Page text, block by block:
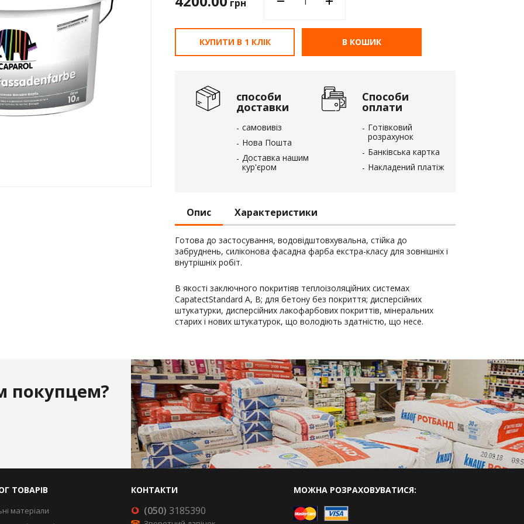
грн
КУПИТИ В 1 КЛІК В КОШИК
способи
доставки
самовивіз
Нова Пошта
Доставка нашим
кур'єром
Способи
оплати
Готівковий
розрахунок
Банківська картка
Накладений платіж
Опис Характеристики
Готова до застосування, водовідштовхувальна, стійка до
забруднень, силіконова фасадна фарба екстра-класу для зовнішніх і
внутрішніх робіт.
В якості заключного покритіяв теплоізоляційних системах
CapatectStandard A, B; для бетону без покриття; дисперсійних
штукатурки, дисперсійних лакофарбових покриттів, мінеральних
старих і нових штукатурок, що володіють здатністю, що несе.
покупцем?
ТОВАРІВ
матеріали
КОНТАКТИ
(050) 3185390
МОЖНА РОЗРАХОВУВАТИСЯ: